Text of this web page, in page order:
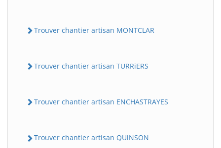
Trouver chantier artisan MONTCLAR
Trouver chantier artisan TURRiERS
Trouver chantier artisan ENCHASTRAYES
Trouver chantier artisan QUiNSON